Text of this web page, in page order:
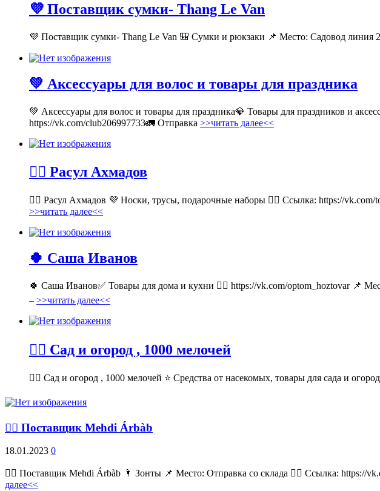
💜 Поставщик сумки- Thang Le Van
💜 Поставщик сумки- Thang Le Van 🎒 Сумки и рюкзаки 📌 Место: Садовод линия
💚 Аксессуары для волос и товары для праздника
💚 Аксессуары для волос и товары для праздника💎 Товары для праздников и
https://vk.com/club206997733🚛 Отправка >>читать далее<<
💁‍♂ Расул Ахмадов
💁‍♂ Расул Ахмадов 💜 Носки, трусы, подарочные наборы 👉🏻 Ссылка: https://
>>читать далее<<
🍀 Саша Иванов
🍀 Саша Иванов✅ Товары для дома и кухни 👉🏻 https://vk.com/optom_hoztovar 📌
– >>читать далее<<
💁‍♂ Сад и огород , 1000 мелочей
💁‍♂ Сад и огород , 1000 мелочей ⭐ Средства от насекомых, товары для сада и
💁‍♂ Поставщик Mehdi Árbàb
18.01.2023 0
💁‍♂ Поставщик Mehdi Árbàb 🌂 Зонты 📌 Место: Отправка со склада 👉🏻 Ссылка:
далее<<